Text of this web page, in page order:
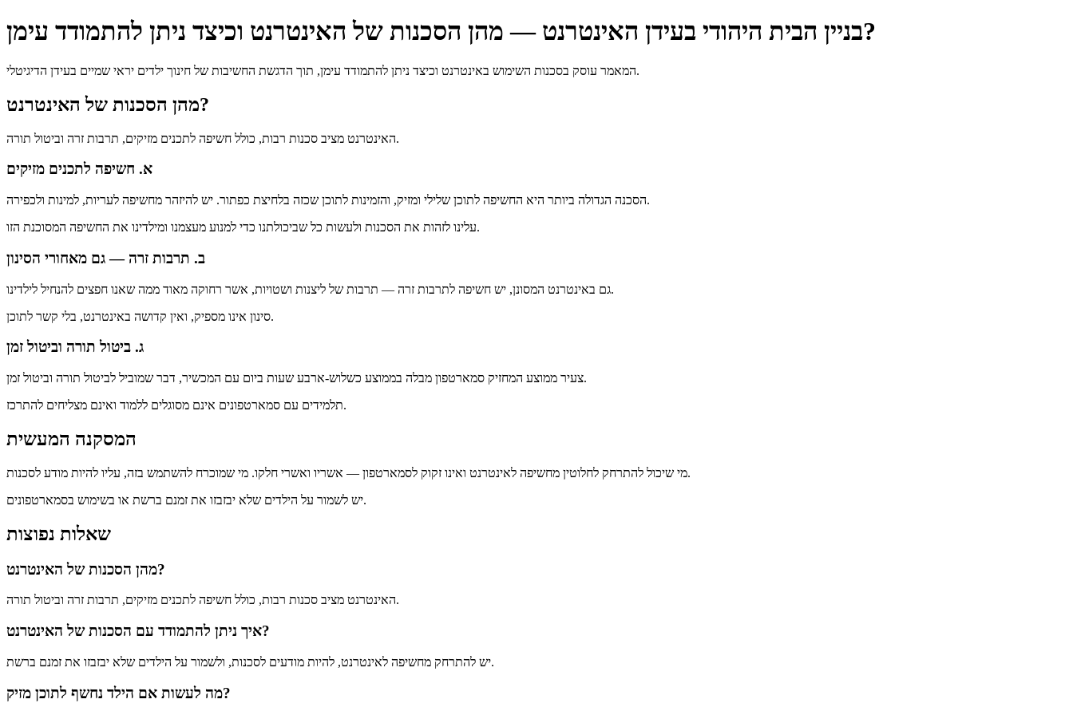
בניין הבית היהודי בעידן האינטרנט — מהן הסכנות של האינטרנט וכיצד ניתן להתמודד עימן?
המאמר עוסק בסכנות השימוש באינטרנט וכיצד ניתן להתמודד עימן, תוך הדגשת החשיבות של חינוך ילדים יראי שמיים בעידן הדיגיטלי.
מהן הסכנות של האינטרנט?
האינטרנט מציב סכנות רבות, כולל חשיפה לתכנים מזיקים, תרבות זרה וביטול תורה.
א. חשיפה לתכנים מזיקים
הסכנה הגדולה ביותר היא החשיפה לתוכן שלילי ומזיק, והזמינות לתוכן שכזה בלחיצת כפתור. יש להיזהר מחשיפה לעריות, למינות ולכפירה.
עלינו לזהות את הסכנות ולעשות כל שביכולתנו כדי למנוע מעצמנו ומילדינו את החשיפה המסוכנת הזו.
ב. תרבות זרה — גם מאחורי הסינון
גם באינטרנט המסונן, יש חשיפה לתרבות זרה — תרבות של ליצנות ושטויות, אשר רחוקה מאוד ממה שאנו חפצים להנחיל לילדינו.
סינון אינו מספיק, ואין קדושה באינטרנט, בלי קשר לתוכן.
ג. ביטול תורה וביטול זמן
צעיר ממוצע המחזיק סמארטפון מבלה בממוצע כשלוש-ארבע שעות ביום עם המכשיר, דבר שמוביל לביטול תורה וביטול זמן.
תלמידים עם סמארטפונים אינם מסוגלים ללמוד ואינם מצליחים להתרכז.
המסקנה המעשית
מי שיכול להתרחק לחלוטין מחשיפה לאינטרנט ואינו זקוק לסמארטפון — אשריו ואשרי חלקו. מי שמוכרח להשתמש בזה, עליו להיות מודע לסכנות.
יש לשמור על הילדים שלא יבזבזו את זמנם ברשת או בשימוש בסמארטפונים.
שאלות נפוצות
מהן הסכנות של האינטרנט?
האינטרנט מציב סכנות רבות, כולל חשיפה לתכנים מזיקים, תרבות זרה וביטול תורה.
איך ניתן להתמודד עם הסכנות של האינטרנט?
יש להתרחק מחשיפה לאינטרנט, להיות מודעים לסכנות, ולשמור על הילדים שלא יבזבזו את זמנם ברשת.
מה לעשות אם הילד נחשף לתוכן מזיק?